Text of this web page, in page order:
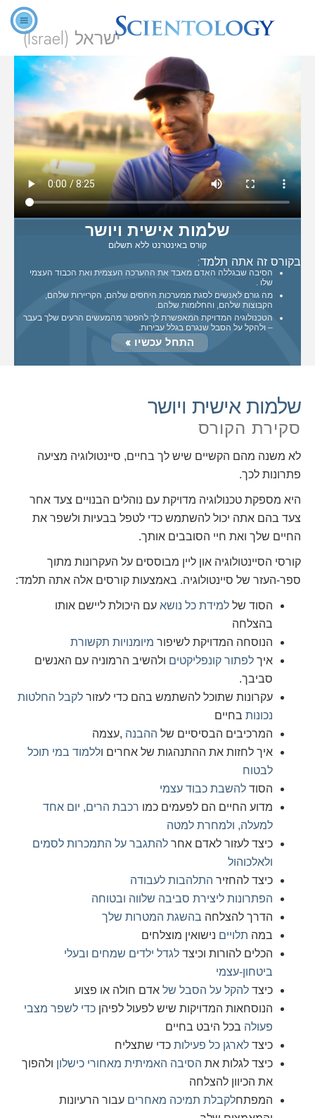
ישראל (Israel)
שלמות אישית ויושר
קורס באינטרנט ללא תשלום
בקורס זה אתה תלמד:
הסיבה שבגללה האדם מאבד את ההערכה העצמית ואת הכבוד העצמי
שלו .
מה גורם לאנשים לסגת ממערכות היחסים שלהם, הקריירות שלהם,
הקבוצות שלהם, והחלומות שלהם.
הטכנולוגיה המדויקת המאפשרת לך להפטר מהמעשים הרעים שלך בעבר
– ולהקל על הסבל שנגרם בגלל עבירות.
התחל עכשיו »
שלמות אישית ויושר
סקירת הקורס
לא משנה מהם הקשיים שיש לך בחיים, סיינטולוגיה מציעה
פתרונות לכך.
היא מספקת טכנולוגיה מדויקת עם נוהלים הבנויים צעד אחר
צעד בהם אתה יכול להשתמש כדי לטפל בבעיות ולשפר את
החיים שלך ואת חיי הסובבים אותך.
קורסי הסיינטולוגיה און ליין מבוססים על העקרונות מתוך
ספר-העזר של סיינטולוגיה. באמצעות קורסים אלה אתה תלמד:
הסוד של למידת כל נושא עם היכולת ליישם אותו
בהצלחה
הנוסחה המדויקת לשיפור מיומנויות תקשורת
איך לפתור קונפליקטים ולהשיב הרמוניה עם האנשים
סביבך.
עקרונות שתוכל להשתמש בהם כדי לעזור לקבל החלטות
נכונות בחיים
המרכיבים הבסיסיים של ההבנה ,עצמה
איך לחזות את ההתנהגות של אחרים וללמוד במי תוכל
לבטוח
הסוד להשבת כבוד עצמי
מדוע החיים הם לפעמים כמו רכבת הרים, יום אחד
למעלה, ולמחרת למטה
כיצד לעזור לאדם אחר להתגבר על התמכרות לסמים
ולאלכוהול
כיצד להחזיר התלהבות לעבודה
הפתרונות ליצירת סביבה שלווה ובטוחה
הדרך להצלחה בהשגת המטרות שלך
במה תלויים נישואין מוצלחים
הכלים להורות וכיצד לגדל ילדים שמחים ובעלי
ביטחון-עצמי
כיצד להקל על הסבל של אדם חולה או פצוע
הנוסחאות המדויקות שיש לפעול לפיהן כדי לשפר מצבי
פעולה בכל היבט בחיים
כיצד לארגן כל פעילות כדי שתצליח
כיצד לגלות את הסיבה האמיתית מאחורי כישלון ולהפוך
את הכיוון להצלחה
המפתחלקבלת תמיכה מאחרים עבור הרעיונות